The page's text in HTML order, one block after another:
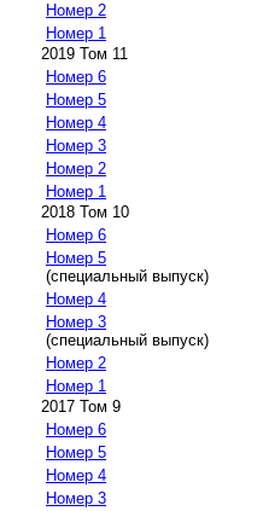
Номер 2
Номер 1
2019 Том 11
Номер 6
Номер 5
Номер 4
Номер 3
Номер 2
Номер 1
2018 Том 10
Номер 6
Номер 5
(специальный выпуск)
Номер 4
Номер 3
(специальный выпуск)
Номер 2
Номер 1
2017 Том 9
Номер 6
Номер 5
Номер 4
Номер 3